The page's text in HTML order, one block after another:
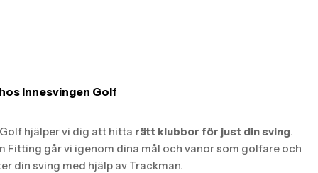
Innesvingen Golf
hjälper vi dig att hitta rätt klubbor för just din sving.
Fitting går vi igenom dina mål och vanor som golfare och
din sving med hjälp av Trackman.